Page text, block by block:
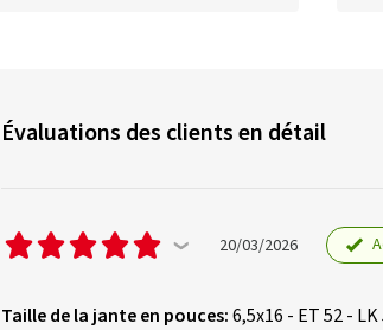
Évaluations des clients en détail
20/03/2026
Taille de la jante en pouces:6,5x16 - ET 52 - LK